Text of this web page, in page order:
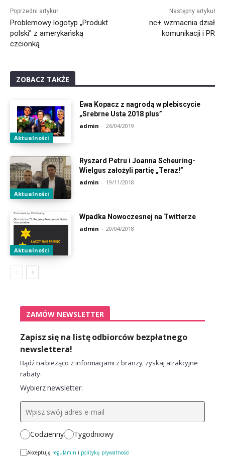
Poprzedni artykuł
Problemowy logotyp „Produkt
polski” z amerykańską
czcionką
Następny artykuł
nc+ wzmacnia dział
komunikacji i PR
ZOBACZ TAKŻE
Aktualności
Ewa Kopacz z nagrodą w plebiscycie
„Srebrne Usta 2018 plus”
admin - 26/04/2019
Aktualności
Ryszard Petru i Joanna Scheuring-
Wielgus założyli partię „Teraz!”
admin - 19/11/2018
Aktualności
Wpadka Nowoczesnej na Twitterze
admin - 20/04/2018
ZAMÓW NEWSLETTER
Zapisz się na listę odbiorców bezpłatnego
newslettera!
Bądź na bieżąco z informacjami z branży, zyskaj atrakcyjne
rabaty.
Wybierz newsletter:
Codzienny Tygodniowy
Akceptuję regulamin i politykę prywatności